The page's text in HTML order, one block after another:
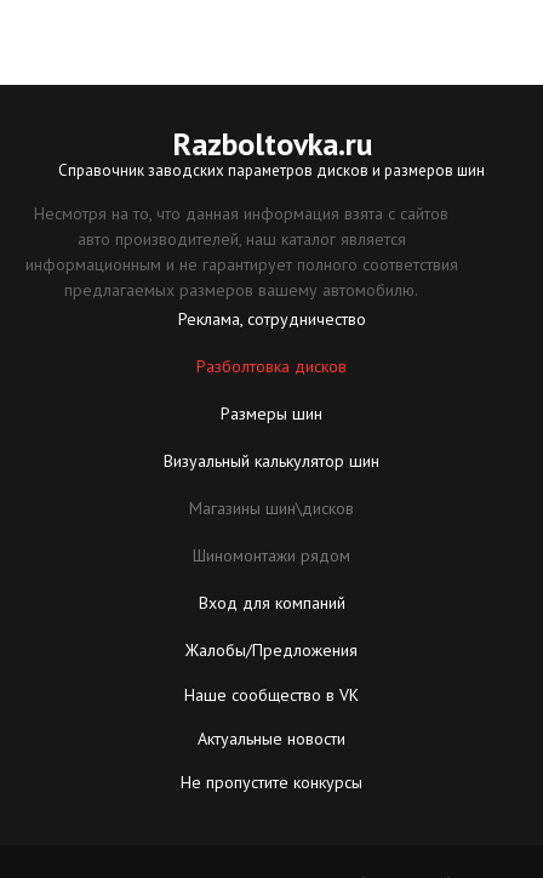
Razboltovka.ru
Справочник заводских параметров дисков и размеров шин
Несмотря на то, что данная информация взята с сайтов
авто производителей, наш каталог является
информационным и не гарантирует полного соответствия
предлагаемых размеров вашему автомобилю.
Реклама, сотрудничество
Разболтовка дисков
Размеры шин
Визуальный калькулятор шин
Магазины шин\дисков
Шиномонтажи рядом
Вход для компаний
Жалобы/Предложения
Наше сообщество в VK
Актуальные новости
Не пропустите конкурсы